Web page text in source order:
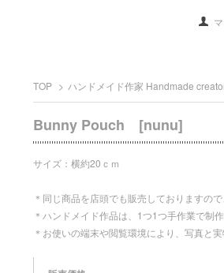
TOP > ハンドメイド作家 Handmade
Bunny Pouch [nunu]
サイズ：横約20ｃｍ
＊同じ商品を店頭でも販売しておりますの
＊ハンドメイド作品は、1つ1つ手作業で制
＊お使いの端末や閲覧環境により、写真と